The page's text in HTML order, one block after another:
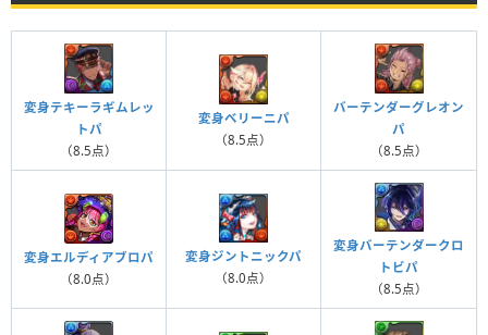
変身テキーラギムレッ
トパ
（8.5点）
変身ベリーニパ
（8.5点）
バーテンダーグレオン
パ
（8.5点）
変身エルディアブロパ
（8.0点）
変身ジントニックパ
（8.0点）
変身バーテンダークロ
トビパ
（8.5点）